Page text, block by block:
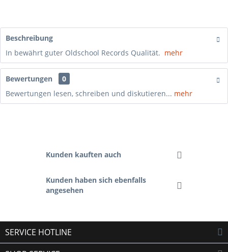
Beschreibung
In bewährt guter Oldschool Records Qualität. mehr
Bewertungen
0
Bewertungen lesen, schreiben und diskutieren... mehr
Kunden kauften auch
Kunden haben sich ebenfalls
angesehen
SERVICE HOTLINE